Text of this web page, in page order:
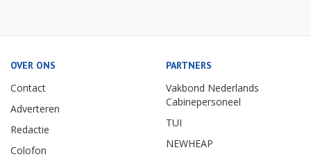
OVER ONS
Contact
Adverteren
Redactie
Colofon
PARTNERS
Vakbond Nederlands
Cabinepersoneel
TUI
NEWHEAP